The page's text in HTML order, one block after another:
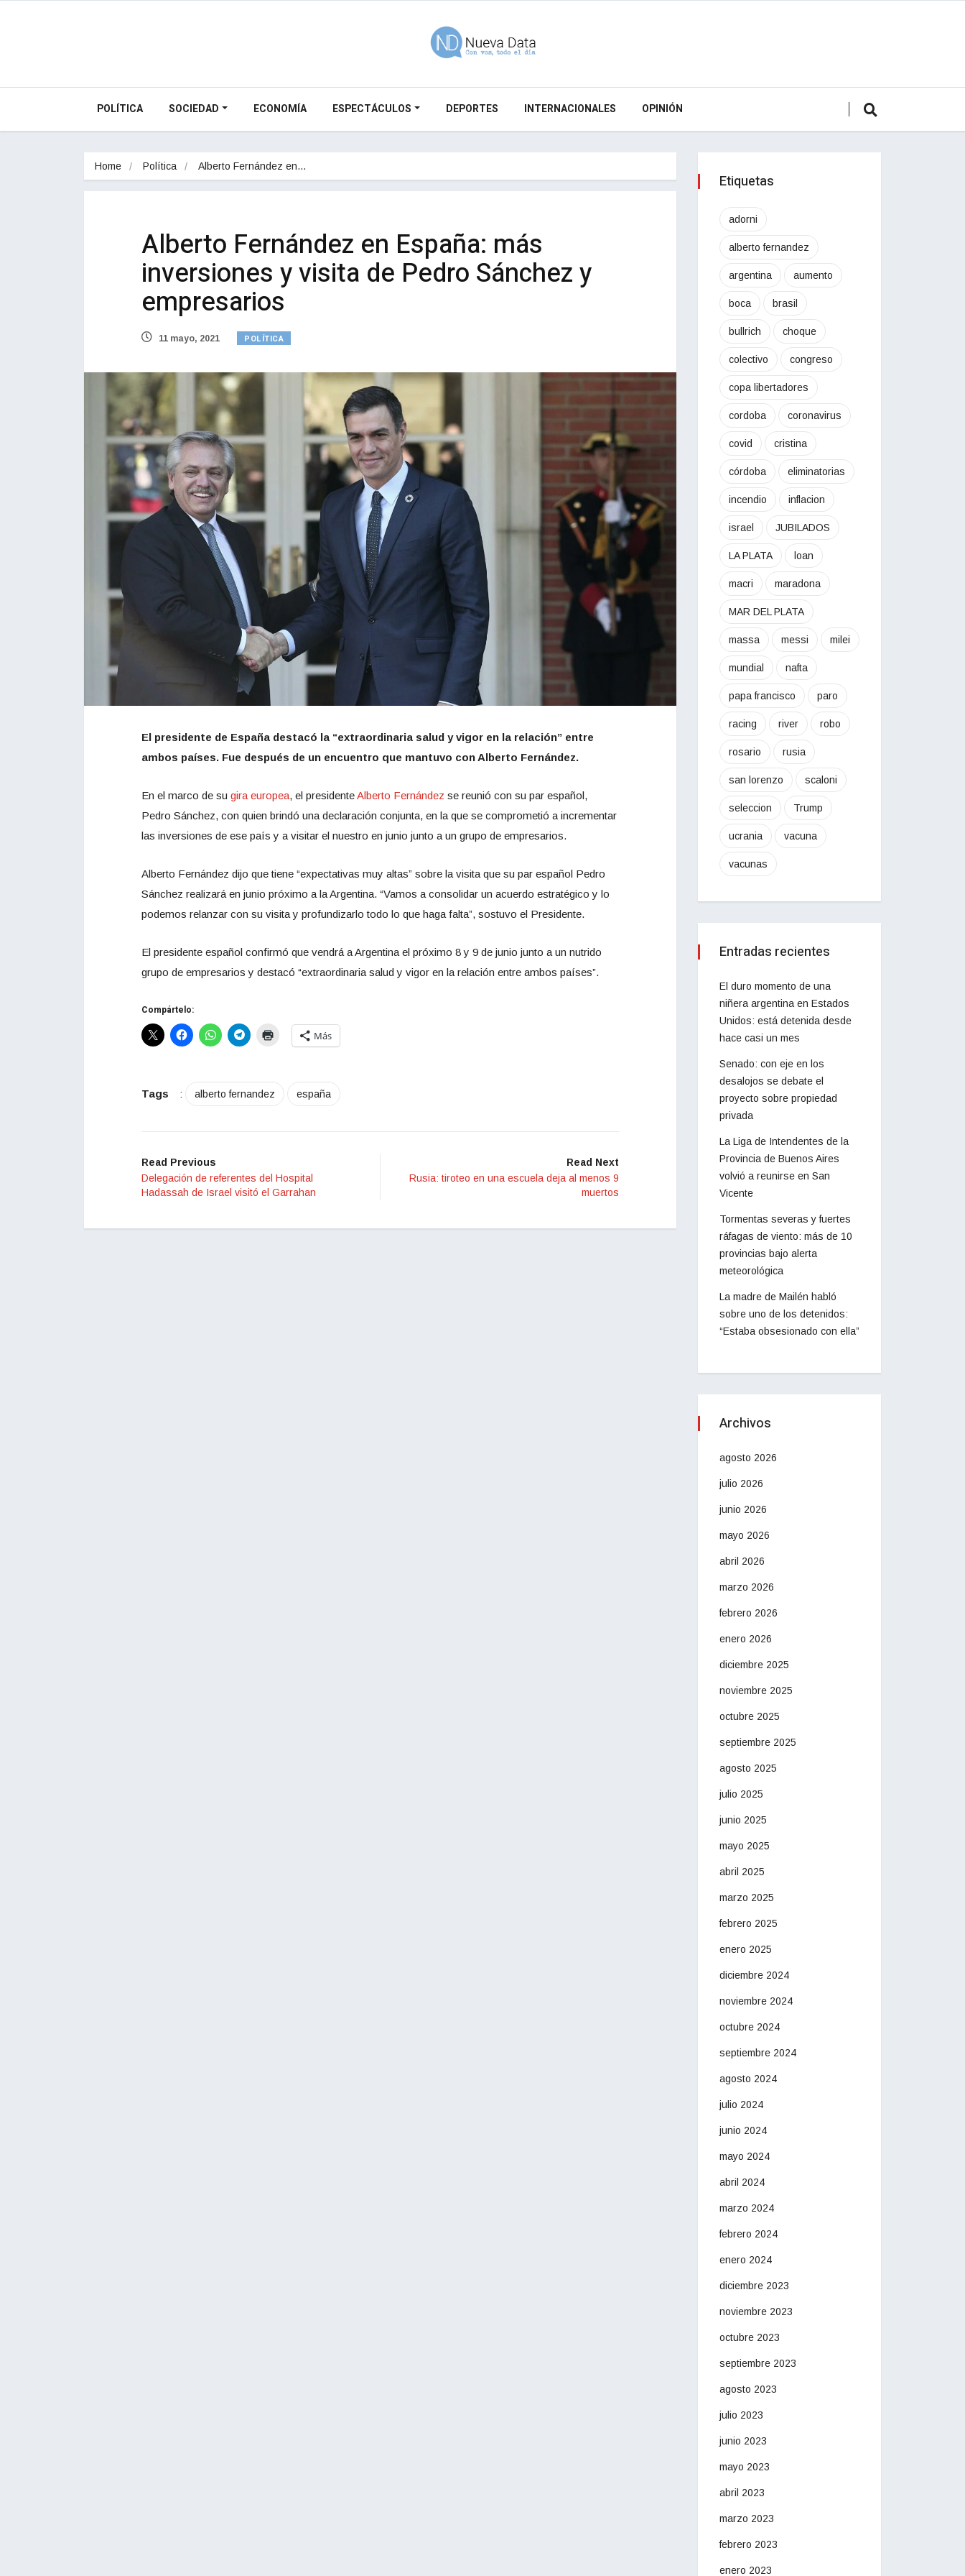
POLÍTICA SOCIEDAD ECONOMÍA ESPECTÁCULOS DEPORTES INTERNACIONALES OPINIÓN
Home Política Alberto Fernández en…
Alberto Fernández en España: más
inversiones y visita de Pedro Sánchez y
empresarios
11 mayo, 2021 POLÍTICA
El presidente de España destacó la “extraordinaria salud y vigor en la relación” entre
ambos países. Fue después de un encuentro que mantuvo con Alberto Fernández.
En el marco de su gira europea, el presidenteAlberto Fernández se reunió con su par español,
Pedro Sánchez, con quien brindó una declaración conjunta, en la que se comprometió a incrementar
las inversiones de ese país y a visitar el nuestro en junio junto a un grupo de empresarios.
Alberto Fernández dijo que tiene “expectativas muy altas” sobre la visita que su par español Pedro
Sánchez realizará en junio próximo a la Argentina. “Vamos a consolidar un acuerdo estratégico y lo
podemos relanzar con su visita y profundizarlo todo lo que haga falta”, sostuvo el Presidente.
El presidente español confirmó que vendrá a Argentina el próximo 8 y 9 de junio junto a un nutrido
grupo de empresarios y destacó “extraordinaria salud y vigor en la relación entre ambos países”.
Compártelo:
Más
Tags : alberto fernandez españa
Read Previous
Delegación de referentes del Hospital
Hadassah de Israel visitó el Garrahan
Read Next
Rusia: tiroteo en una escuela deja al menos 9
muertos
Etiquetas
adorni
alberto fernandez
argentina aumento
boca brasil
bullrich choque
colectivo congreso
copa libertadores
cordoba coronavirus
covid cristina
córdoba eliminatorias
incendio inflacion
israel JUBILADOS
LA PLATA loan
macri maradona
MAR DEL PLATA
massa messi milei
mundial nafta
papa francisco paro
racing river robo
rosario rusia
san lorenzo scaloni
seleccion Trump
ucrania vacuna
vacunas
Entradas recientes
El duro momento de una
niñera argentina en Estados
Unidos: está detenida desde
hace casi un mes
Senado: con eje en los
desalojos se debate el
proyecto sobre propiedad
privada
La Liga de Intendentes de la
Provincia de Buenos Aires
volvió a reunirse en San
Vicente
Tormentas severas y fuertes
ráfagas de viento: más de 10
provincias bajo alerta
meteorológica
La madre de Mailén habló
sobre uno de los detenidos:
“Estaba obsesionado con ella”
Archivos
agosto 2026
julio 2026
junio 2026
mayo 2026
abril 2026
marzo 2026
febrero 2026
enero 2026
diciembre 2025
noviembre 2025
octubre 2025
septiembre 2025
agosto 2025
julio 2025
junio 2025
mayo 2025
abril 2025
marzo 2025
febrero 2025
enero 2025
diciembre 2024
noviembre 2024
octubre 2024
septiembre 2024
agosto 2024
julio 2024
junio 2024
mayo 2024
abril 2024
marzo 2024
febrero 2024
enero 2024
diciembre 2023
noviembre 2023
octubre 2023
septiembre 2023
agosto 2023
julio 2023
junio 2023
mayo 2023
abril 2023
marzo 2023
febrero 2023
enero 2023